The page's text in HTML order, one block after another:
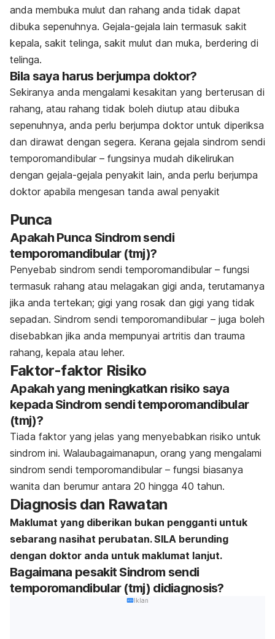
anda membuka mulut dan rahang anda tidak dapat
dibuka sepenuhnya. Gejala-gejala lain termasuk sakit
kepala, sakit telinga, sakit mulut dan muka, berdering di
telinga.
Bila saya harus berjumpa doktor?
Sekiranya anda mengalami kesakitan yang berterusan di
rahang, atau rahang tidak boleh diutup atau dibuka
sepenuhnya, anda perlu berjumpa doktor untuk diperiksa
dan dirawat dengan segera. Kerana gejala sindrom sendi
temporomandibular – fungsinya mudah dikelirukan
dengan gejala-gejala penyakit lain, anda perlu berjumpa
doktor apabila mengesan tanda awal penyakit
Punca
Apakah Punca Sindrom sendi
temporomandibular (tmj)?
Penyebab sindrom sendi temporomandibular – fungsi
termasuk rahang atau melagakan gigi anda, terutamanya
jika anda tertekan; gigi yang rosak dan gigi yang tidak
sepadan. Sindrom sendi temporomandibular – juga boleh
disebabkan jika anda mempunyai artritis dan trauma
rahang, kepala atau leher.
Faktor-faktor Risiko
Apakah yang meningkatkan risiko saya
kepada Sindrom sendi temporomandibular
(tmj)?
Tiada faktor yang jelas yang menyebabkan risiko untuk
sindrom ini. Walaubagaimanapun, orang yang mengalami
sindrom sendi temporomandibular – fungsi biasanya
wanita dan berumur antara 20 hingga 40 tahun.
Diagnosis dan Rawatan
Maklumat yang diberikan bukan pengganti untuk
sebarang nasihat perubatan. SILA berunding
dengan doktor anda untuk maklumat lanjut.
Bagaimana pesakit Sindrom sendi
temporomandibular (tmj) didiagnosis?
Iklan